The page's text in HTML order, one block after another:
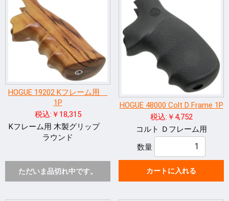
HOGUE 19202 Kフレーム用
1P
税込:￥18,315
Kフレーム用 木製グリップ
ラウンド
ただいま品切れ中です。
HOGUE 48000 Colt D Frame 1P
税込:￥4,752
コルト Ｄフレーム用
数量
カートに入れる